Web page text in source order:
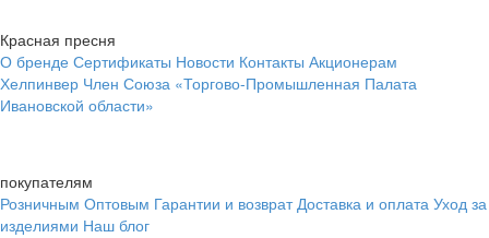
Красная пресня
О бренде Сертификаты Новости Контакты Акционерам
Хелпинвер Член Союза «Торгово-Промышленная Палата
Ивановской области»
покупателям
Розничным Оптовым Гарантии и возврат Доставка и оплата Уход за
изделиями Наш блог